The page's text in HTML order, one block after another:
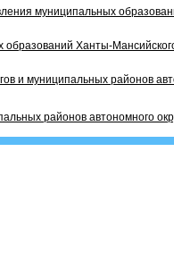
муниципальных
Ханты-
и муниципальных районов
районов автономного